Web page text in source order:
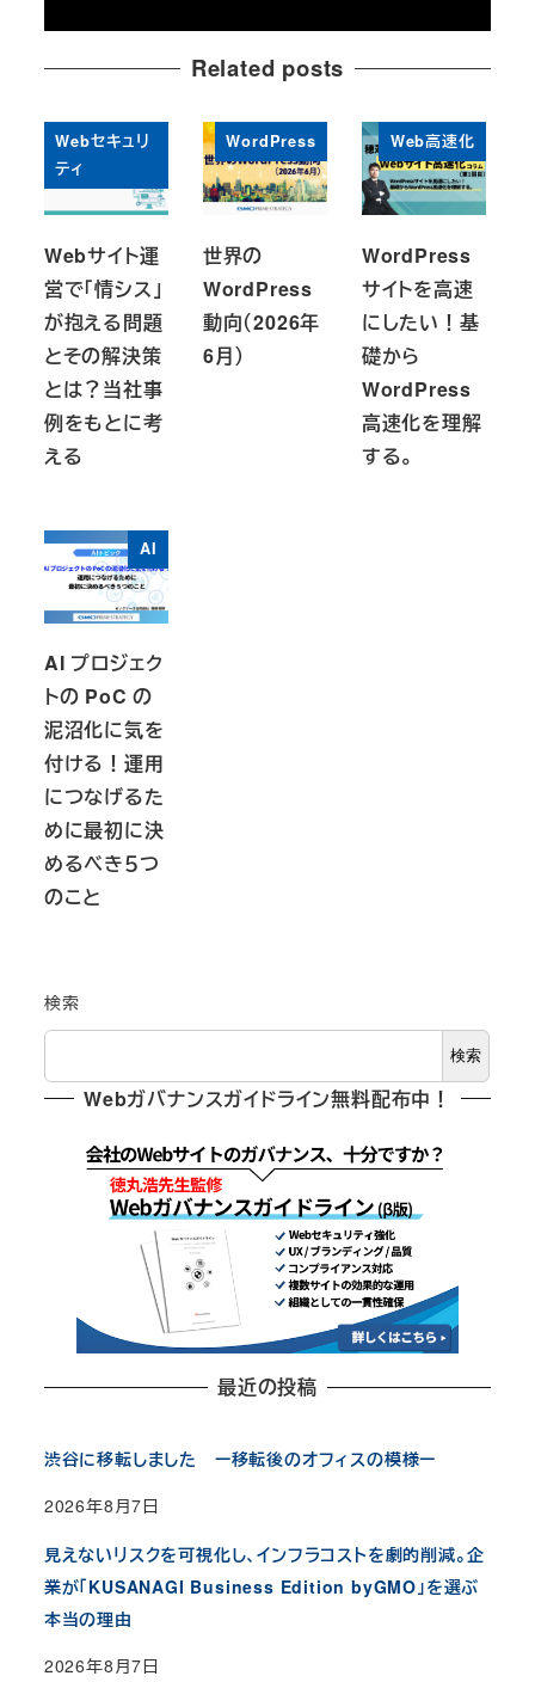
Related posts
Webセキュリ
ティ
Webサイト運
営で「情シス」
が抱える問題
とその解決策
とは？当社事
例をもとに考
える
WordPress
世界の
WordPress
動向（2026年
6月）
Web高速化
WordPress
サイトを高速
にしたい！基
礎から
WordPress
高速化を理解
する。
AI
AI プロジェク
トの PoC の
泥沼化に気を
付ける！運用
につなげるた
めに最初に決
めるべき５つ
のこと
検索
検索
Webガバナンスガイドライン無料配布中！
最近の投稿
渋谷に移転しました ー移転後のオフィスの模様ー
2026年8月7日
見えないリスクを可視化し、インフラコストを劇的削減。企
業が「KUSANAGI Business Edition byGMO」を選ぶ
本当の理由
2026年8月7日